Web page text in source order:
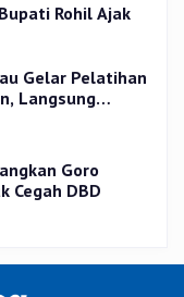
Rohil Ajak
Gelar Pelatihan
Langsung
Goro
Cegah DBD